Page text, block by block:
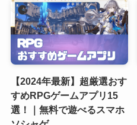
【2024年最新】超厳選おす
すめRPGゲームアプリ15
選！｜無料で遊べるスマホ